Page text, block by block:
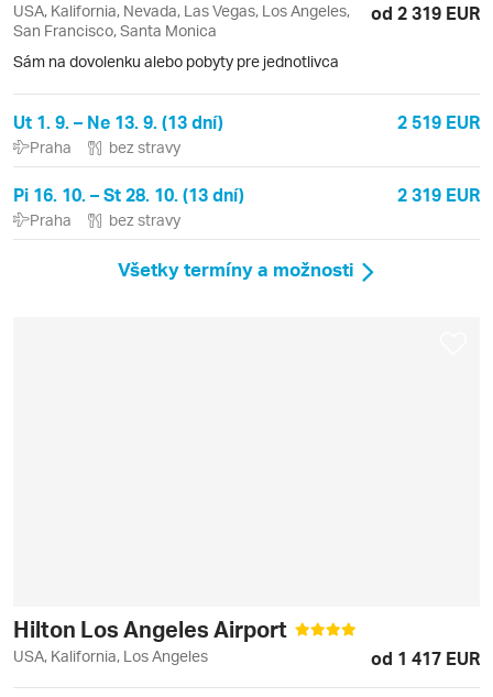
USA, Kalifornia, Nevada, Las Vegas, Los Angeles,
San Francisco, Santa Monica
od 2 319 EUR
Sám na dovolenku alebo pobyty pre jednotlivca
Ut 1. 9. – Ne 13. 9. (13 dní) 2 519 EUR
Praha bez stravy
Pi 16. 10. – St 28. 10. (13 dní) 2 319 EUR
Praha bez stravy
Všetky termíny a možnosti
Hilton Los Angeles Airport
USA, Kalifornia, Los Angeles od 1 417 EUR